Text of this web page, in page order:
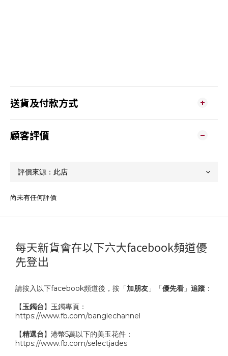
送貨及付款方式
顧客評價
尚未有任何評價
每天新貨會在以下六大facebook頻道優
先登出
請按入以下facebook頻道後，按「加朋友 」「優先看 」 追蹤 ：
【玉鐲台】玉鐲專頁：
https://www.fb.com/banglechannel
【精選台】港幣5萬以下的美玉花件：
https://www.fb.com/selectjades